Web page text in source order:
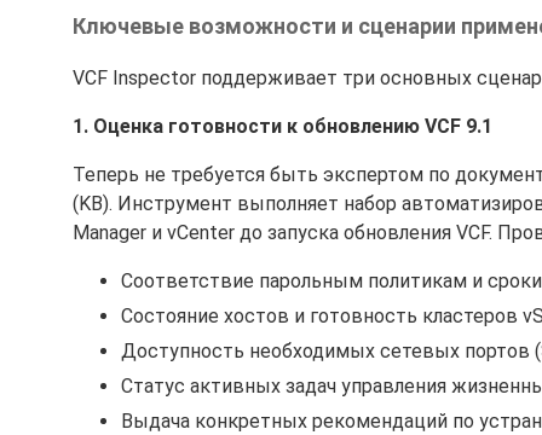
Ключевые возможности и сценарии
VCF Inspector поддерживает три основных
1. Оценка готовности к обновлению VCF 9.1
Теперь не требуется быть экспертом по
(KB). Инструмент выполняет набор
Manager и vCenter до запуска обновления VCF.
Соответствие парольным политикам и
Состояние хостов и готовность кластеров
Доступность необходимых сетевых портов
Статус активных задач управления
Выдача конкретных рекомендаций по